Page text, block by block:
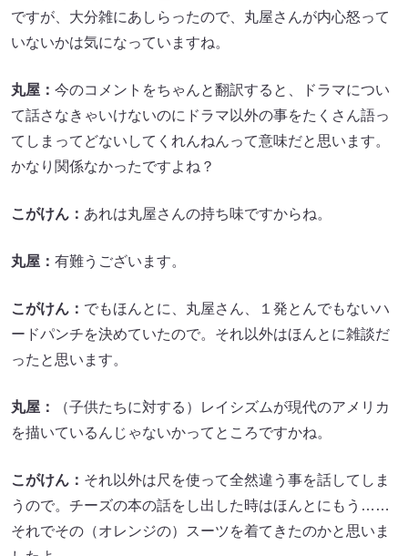
ですが、大分雑にあしらったので、丸屋さんが内心怒って
いないかは気になっていますね。
丸屋： 今のコメントをちゃんと翻訳すると、ドラマについ
て話さなきゃいけないのにドラマ以外の事をたくさん語っ
てしまってどないしてくれんねんって意味だと思います。
かなり関係なかったですよね？
こがけん： あれは丸屋さんの持ち味ですからね。
丸屋： 有難うございます。
こがけん： でもほんとに、丸屋さん、１発とんでもないハ
ードパンチを決めていたので。それ以外はほんとに雑談だ
ったと思います。
丸屋：
（子供たちに対する）レイシズムが現代のアメリカ
を描いているんじゃないかってところですかね。
こがけん： それ以外は尺を使って全然違う事を話してしま
うので。チーズの本の話をし出した時はほんとにもう……
それでその（オレンジの）スーツを着てきたのかと思いま